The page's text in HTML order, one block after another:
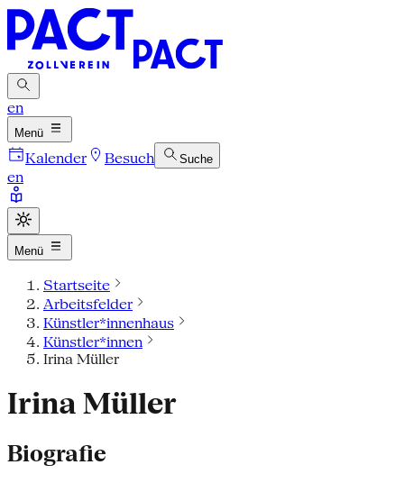
en
Menü
Kalender Besuch Suche
en
Menü
Startseite
Arbeitsfelder
Künstler*innenhaus
Künstler*innen
Irina Müller
Irina Müller
Biografie